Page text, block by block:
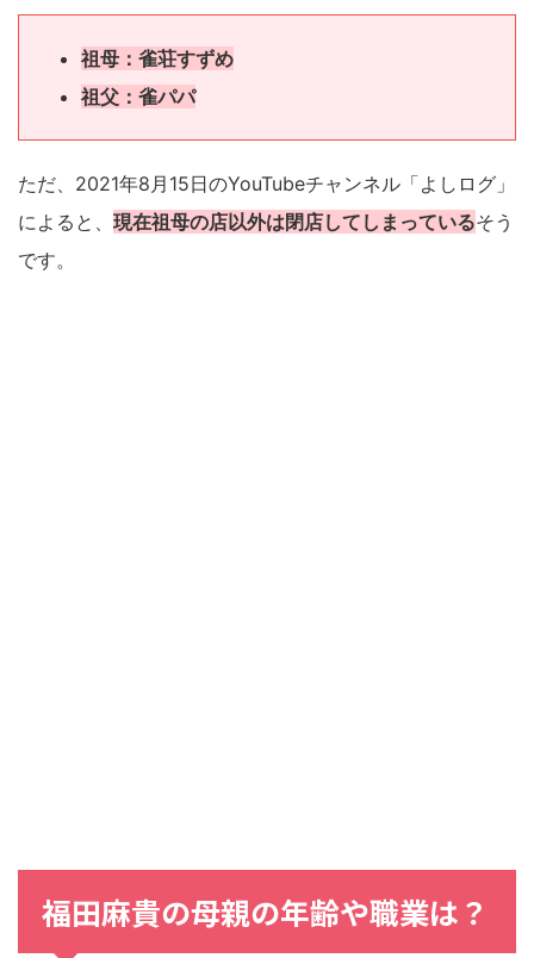
祖母：雀荘すずめ
祖父：雀パパ
ただ、2021年8月15日のYouTubeチャンネル「よしログ」
によると、 現在祖母の店以外は閉店してしまっているそう
です。
福田麻貴の母親の年齢や職業は？